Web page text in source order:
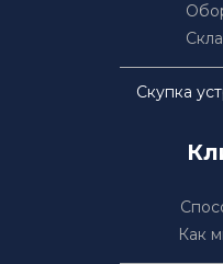
Скупка
Как